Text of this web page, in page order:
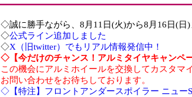
◇誠に勝手ながら、8月11日(火)から8月16日(日)
◇公式ライン追加しました
◇X（旧twitter）でもリアル情報発信中！
◇【今だけのチャンス！アルミタイヤキャンペー
この機会にアルミホイールを交換してカスタマ
お問い合わせをお待ちしております。
◇【特注】フロントアンダースポイラー ニュー